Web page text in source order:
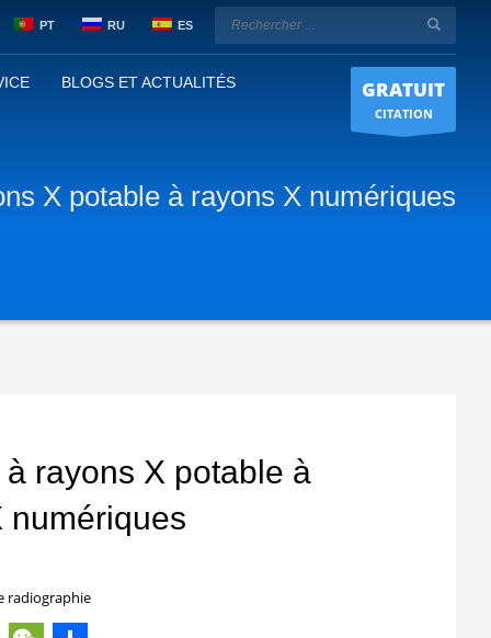
PT RU ES
BLOGS ET ACTUALITÉS GRATUIT
CITATION
X potable à rayons X numériques
rayons X potable à
numériques
radiographie